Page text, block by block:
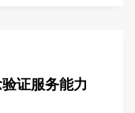
证服务能力